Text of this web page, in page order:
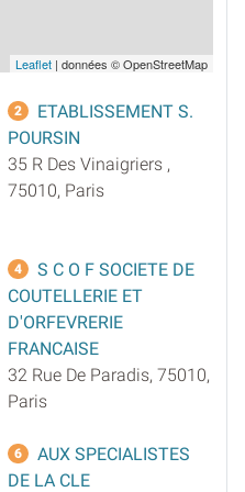
Leaflet | données © OpenStreetMap
2
ETABLISSEMENT S.
POURSIN
35 R Des Vinaigriers ,
75010, Paris
4
S C O F SOCIETE DE
COUTELLERIE ET
D'ORFEVRERIE
FRANCAISE
32 Rue De Paradis, 75010,
Paris
6
AUX SPECIALISTES
DE LA CLE